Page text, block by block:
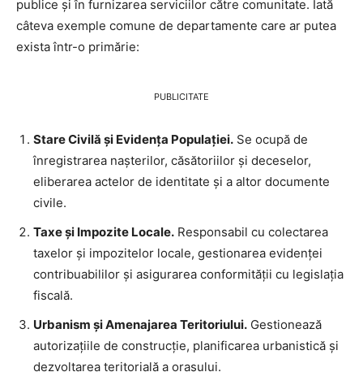
publice și în furnizarea serviciilor către comunitate. Iată
câteva exemple comune de departamente care ar putea
exista într-o primărie:
PUBLICITATE
Stare Civilă și Evidența Populației. Se ocupă de
înregistrarea nașterilor, căsătoriilor și deceselor,
eliberarea actelor de identitate și a altor documente
civile.
Taxe și Impozite Locale. Responsabil cu colectarea
taxelor și impozitelor locale, gestionarea evidenței
contribuabililor și asigurarea conformității cu legislația
fiscală.
Urbanism și Amenajarea Teritoriului. Gestionează
autorizațiile de construcție, planificarea urbanistică și
dezvoltarea teritorială a orașului.